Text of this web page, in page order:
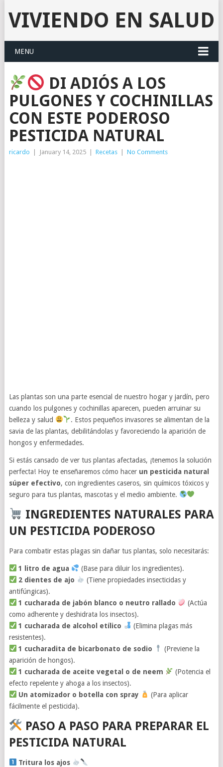
VIVIENDO EN SALUD
MENU
DI ADIÓS A LOS
PULGONES Y COCHINILLAS
CON ESTE PODEROSO
PESTICIDA NATURAL
ricardo January 14, 2025 Recetas No Comments
Las plantas son una parte esencial de nuestro hogar y jardín, pero
cuando los pulgones y cochinillas aparecen, pueden arruinar su
belleza y salud
. Estos pequeños invasores se alimentan de la
savia de las plantas, debilitándolas y favoreciendo la aparición de
hongos y enfermedades.
Si estás cansado de ver tus plantas afectadas, ¡tenemos la solución
perfecta! Hoy te enseñaremos cómo hacer un pesticida natural
súper efectivo, con ingredientes caseros, sin químicos tóxicos y
seguro para tus plantas, mascotas y el medio ambiente.
INGREDIENTES NATURALES PARA
UN PESTICIDA PODEROSO
Para combatir estas plagas sin dañar tus plantas, solo necesitarás:
1 litro de agua
(Base para diluir los ingredientes).
2 dientes de ajo
(Tiene propiedades insecticidas y
antifúngicas).
1 cucharada de jabón blanco o neutro rallado
(Actúa
como adherente y deshidrata los insectos).
1 cucharada de alcohol etílico
(Elimina plagas más
resistentes).
1 cucharadita de bicarbonato de sodio
(Previene la
aparición de hongos).
1 cucharada de aceite vegetal o de neem
(Potencia el
efecto repelente y ahoga a los insectos).
Un atomizador o botella con spray
(Para aplicar
fácilmente el pesticida).
PASO A PASO PARA PREPARAR EL
PESTICIDA NATURAL
Tritura los ajos